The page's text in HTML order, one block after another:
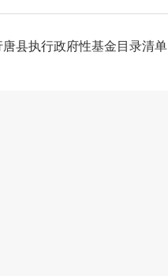
唐县执行政府性基金目录清单